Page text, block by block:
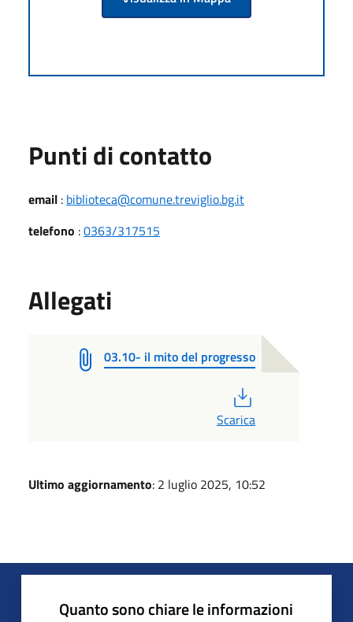
Punti di contatto
email : biblioteca@comune.treviglio.bg.it
telefono :0363/317515
Allegati
03.10- il mito del progresso
Scarica
Ultimo aggiornamento: 2 luglio 2025, 10:52
Quanto sono chiare le informazioni